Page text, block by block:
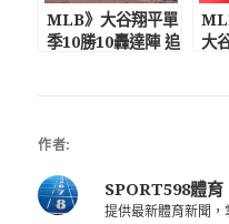
MLB》大谷翔平單
季10勝10轟達陣 追
大
作者:
SPORT598體育
提供最新體育新聞